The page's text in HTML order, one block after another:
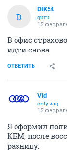
D
DIK54
guru
15
В офис
идти снова.
ОТВЕТИТЬ
Vld
only vag
15
Я оформил
КБМ, после
разницу.